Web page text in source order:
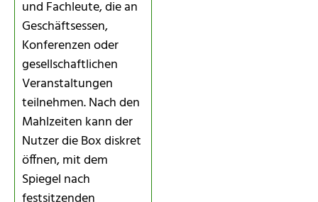
und Fachleute, die an
Geschäftsessen,
Konferenzen oder
gesellschaftlichen
Veranstaltungen
teilnehmen. Nach den
Mahlzeiten kann der
Nutzer die Box diskret
öffnen, mit dem
Spiegel nach